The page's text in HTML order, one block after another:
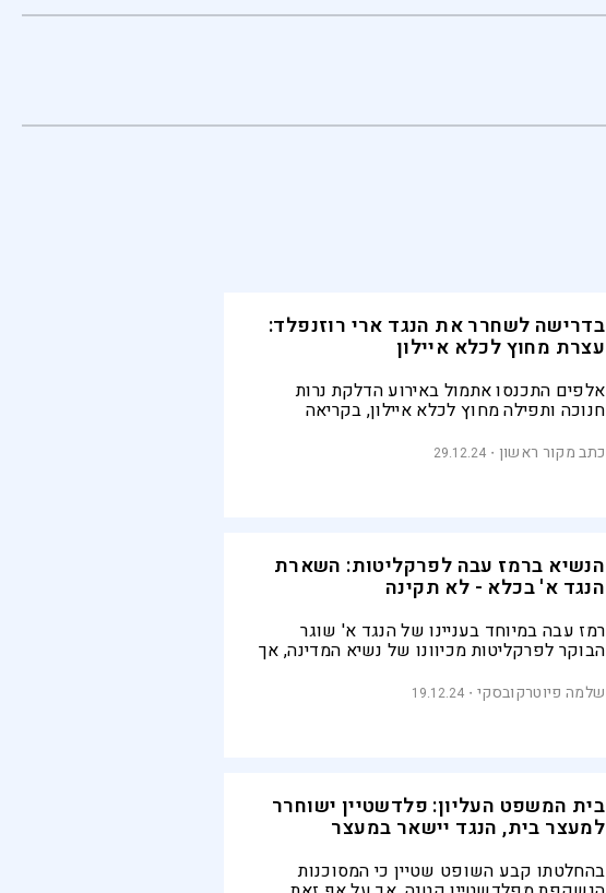
בדרישה לשחרר את הנגד ארי רוזנפלד:
עצרת מחוץ לכלא איילון
אלפים התכנסו אתמול באירוע הדלקת נרות
חנוכה ותפילה מחוץ לכלא איילון, בקריאה
מקיר לקיר בעם על החובה לשחררו״
כתב מקור ראשון 29.12.24
הנשיא ברמז עבה לפרקליטות: השארת
הנגד א' בכלא - לא תקינה
רמז עבה במיוחד בעניינו של הנגד א' שוגר
הבוקר לפרקליטות מכיוונו של נשיא המדינה, אך
התביעה מהעץ הגבוה במיוחד עליו טיפסו
שלמה פיוטרקובסקי 19.12.24
בית המשפט העליון: פלדשטיין ישוחרר
למעצר בית, הנגד יישאר במעצר
בהחלטתו קבע השופט שטיין כי המסוכנות